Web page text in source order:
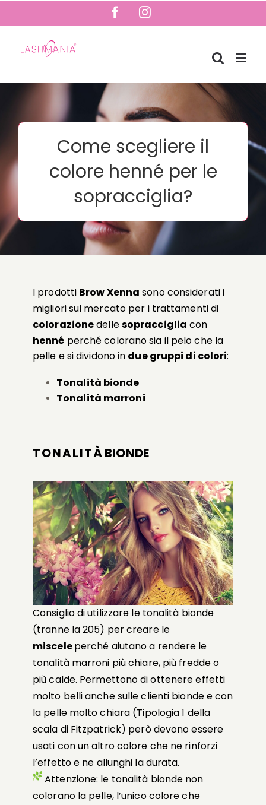
FacebookInstagram
Come scegliere il
colore henné per le
sopracciglia?
I prodotti Brow Xenna sono considerati i
migliori sul mercato per i trattamenti di
colorazionedellesopracciglia con
henné perché colorano sia il pelo che la
pelle e si dividono in due gruppi di colori:
Tonalità bionde
Tonalità marroni
TONALITÀ BIONDE
Consiglio di utilizzare le tonalità bionde
(tranne la 205) per creare le
misceleperché aiutano a rendere le
tonalità marroni più chiare, più fredde o
più calde. Permettono di ottenere effetti
molto belli anche sulle clienti bionde e con
la pelle molto chiara (Tipologia 1 della
scala di Fitzpatrick) però devono essere
usati con un altro colore che ne rinforzi
l’effettoe ne allunghi la durata.
Attenzione: le tonalità bionde non
colorano la pelle, l’unico colore che